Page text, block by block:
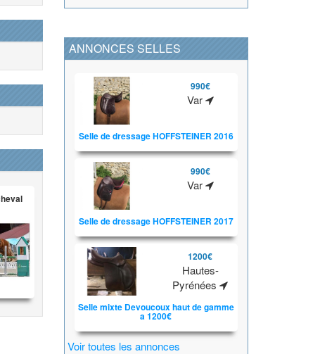
ANNONCES SELLES
990€
Var
Selle de dressage HOFFSTEINER 2016
990€
Var
Selle de dressage HOFFSTEINER 2017
1200€
Hautes-
Pyrénées
Selle mixte Devoucoux haut de gamme
a 1200€
Voir toutes les annonces